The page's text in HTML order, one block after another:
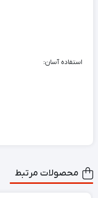
استفاده آسان:
محصولات مرتبط